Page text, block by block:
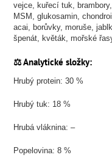
vejce, kuřecí tuk,
MSM, glukosamin,
acai, borůvky, moruše,
špenát, květák, mořské
⚖️ Analytické složky:
Hrubý protein: 30 %
Hrubý tuk: 18 %
Hrubá vláknina: –
Popelovina: 8 %